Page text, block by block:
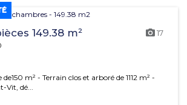
149.38 m² 17
m² - Terrain clos et arboré de 1112 m² -
Saint-Vit, dé...